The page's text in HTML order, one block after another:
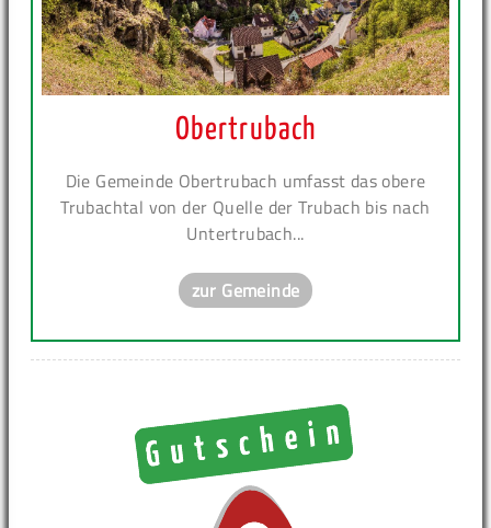
Obertrubach
Die Gemeinde Obertrubach umfasst das obere
Trubachtal von der Quelle der Trubach bis nach
Untertrubach...
zur Gemeinde